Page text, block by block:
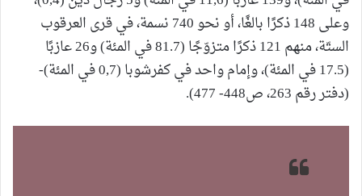
وعلى 148 ذكرًا بالغًا، أو نحو 740 نسمة، في قرى العرقوب
الستّة، منهم 121 ذكرًا متزوّجًا (81.7 في المئة) و26 عازبًا
(17.5 في المئة)، وإمام واحد في كفرشوبا (0,7 في المئة)-
(دفتر رقم 263، ص448- 477).